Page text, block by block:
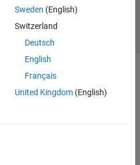
Sweden (English)
Switzerland
Deutsch
English
Français
United Kingdom(English)
Website auswählen
Deutschland